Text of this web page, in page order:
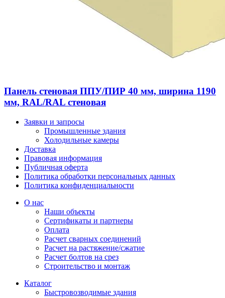
Панель стеновая ППУ/ПИР 40 мм, ширина 1190
мм, RAL/RAL стеновая
Заявки и запросы
Промышленные здания
Холодильные камеры
Доставка
Правовая информация
Публичная оферта
Политика обработки персональных данных
Политика конфиденциальности
О нас
Наши объекты
Сертификаты и партнеры
Оплата
Расчет сварных соединений
Расчет на растяжение/сжатие
Расчет болтов на срез
Строительство и монтаж
Каталог
Быстровозводимые здания